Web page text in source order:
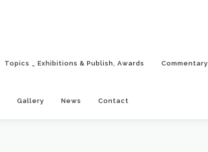
Topics _ Exhibitions & Publish, Awards Commentary
Gallery News Contact